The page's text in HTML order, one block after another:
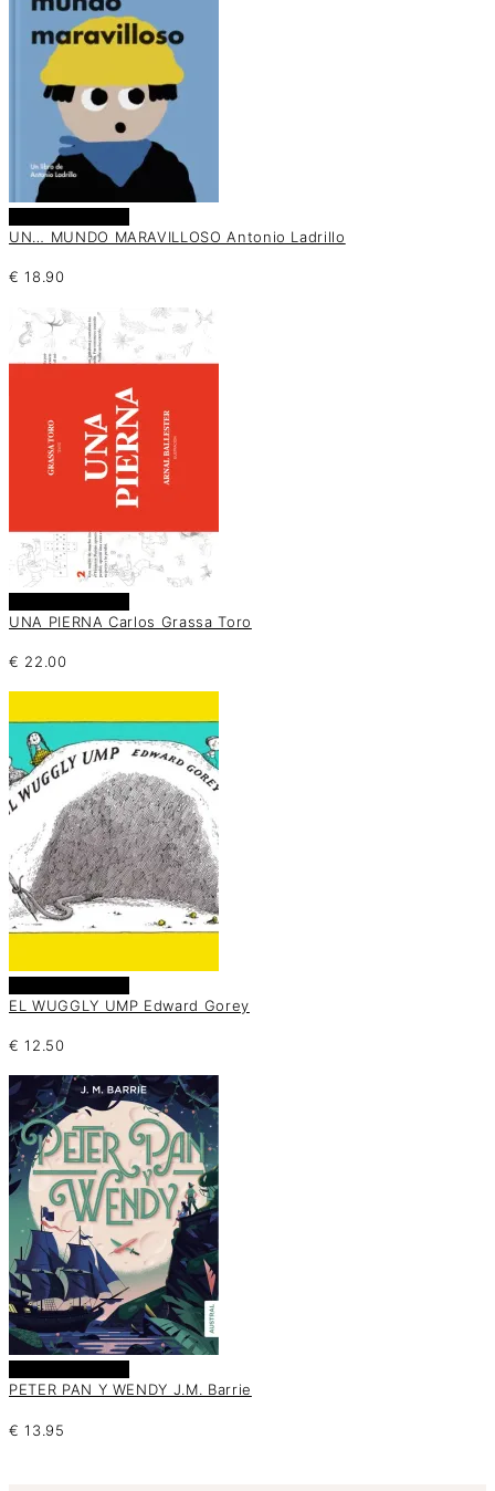
UN… MUNDO MARAVILLOSO Antonio Ladrillo
€ 18.90
UNA PIERNA Carlos Grassa Toro
€ 22.00
EL WUGGLY UMP Edward Gorey
€ 12.50
PETER PAN Y WENDY J.M. Barrie
€ 13.95